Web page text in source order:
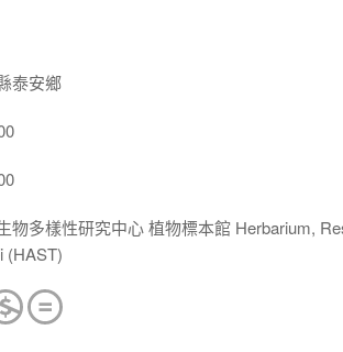
泰安鄉
物多樣性研究中心 植物標本館 Herbarium,
(HAST)